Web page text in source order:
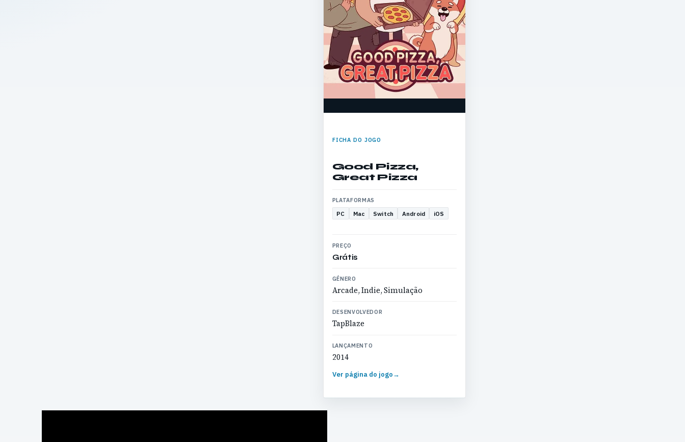
FICHA DO JOGO
Good Pizza,
Great Pizza
PLATAFORMAS
PC Mac Switch Android iOS
PREÇO
Grátis
GÉNERO
Arcade, Indie, Simulação
DESENVOLVEDOR
TapBlaze
LANÇAMENTO
2014
Ver página do jogo→